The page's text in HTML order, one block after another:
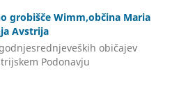
grobišče Wimm,občina Maria
Avstrija
običajev
Podonavju